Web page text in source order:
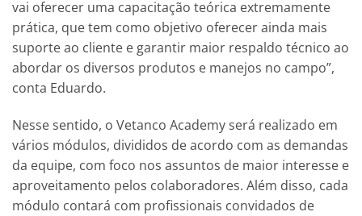
vai oferecer uma capacitação teórica extremamente
prática, que tem como objetivo oferecer ainda mais
suporte ao cliente e garantir maior respaldo técnico ao
abordar os diversos produtos e manejos no campo”,
conta Eduardo.
Nesse sentido, o Vetanco Academy será realizado em
vários módulos, divididos de acordo com as demandas
da equipe, com foco nos assuntos de maior interesse e
aproveitamento pelos colaboradores. Além disso, cada
módulo contará com profissionais convidados de